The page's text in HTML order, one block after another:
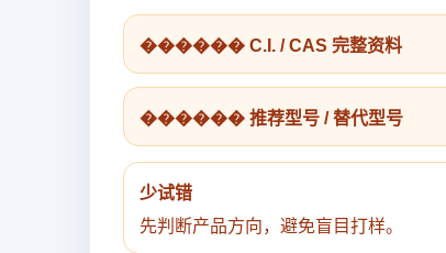
������ C.I. / CAS 完整资料
������ 推荐型号 / 替代型号
少试错
先判断产品方向，避免盲目打样。